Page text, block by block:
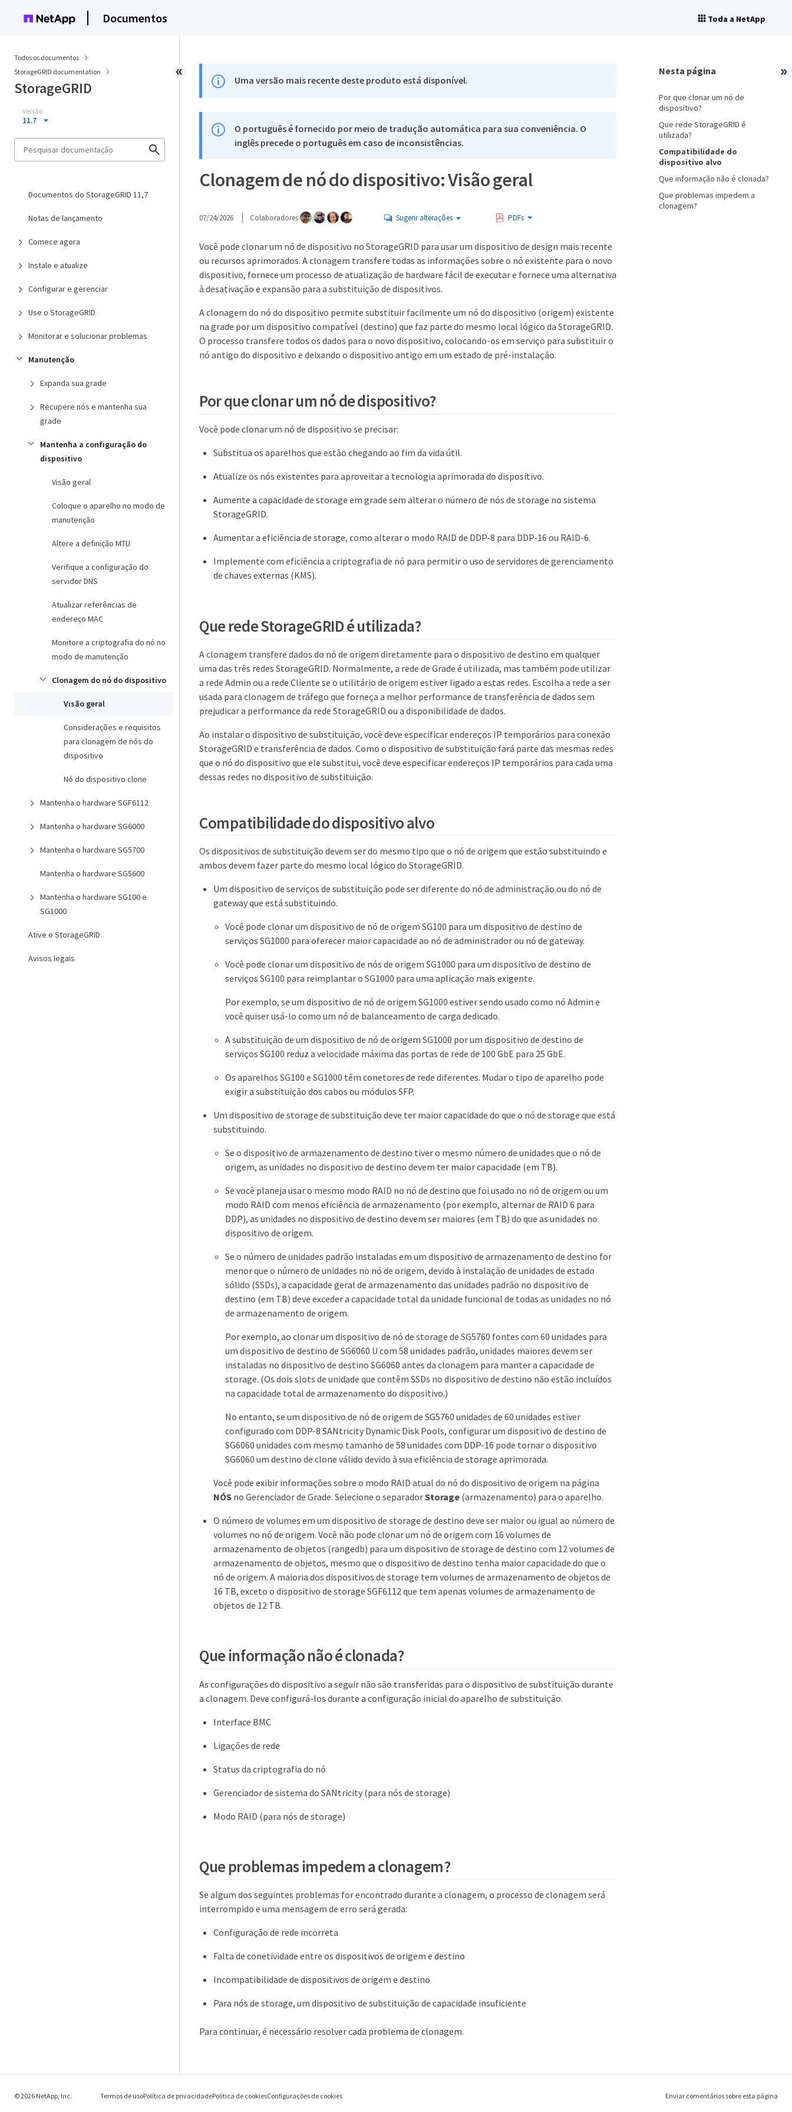
Documentos Toda a NetApp
Todos os documentos
StorageGRID documentation
StorageGRID
Versão
11.7
Documentos do StorageGRID 11,7
Notas de lançamento
Comece agora
Instale e atualize
Configurar e gerenciar
Use o StorageGRID
Monitorar e solucionar problemas
Manutenção
Expanda sua grade
Recupere nós e mantenha sua
grade
Mantenha a configuração do
dispositivo
Visão geral
Coloque o aparelho no modo de
manutenção
Altere a definição MTU
Verifique a configuração do
servidor DNS
Atualizar referências de
endereço MAC
Monitore a criptografia do nó no
modo de manutenção
Clonagem do nó do dispositivo
Visão geral
Considerações e requisitos
para clonagem de nós do
dispositivo
Nó do dispositivo clone
Mantenha o hardware SGF6112
Mantenha o hardware SG6000
Mantenha o hardware SG5700
Mantenha o hardware SG5600
Mantenha o hardware SG100 e
SG1000
Ative o StorageGRID
Avisos legais
Uma versão mais recente deste produto está disponível.
O português é fornecido por meio de tradução automática para sua conveniência. O
inglês precede o português em caso de inconsistências.
Clonagem de nó do dispositivo: Visão geral
07/24/2026 Colaboradores Sugerir alterações PDFs
Você pode clonar um nó de dispositivo no StorageGRID para usar um dispositivo de design mais recente
ou recursos aprimorados. A clonagem transfere todas as informações sobre o nó existente para o novo
dispositivo, fornece um processo de atualização de hardware fácil de executar e fornece uma alternativa
à desativação e expansão para a substituição de dispositivos.
A clonagem do nó do dispositivo permite substituir facilmente um nó do dispositivo (origem) existente
na grade por um dispositivo compatível (destino) que faz parte do mesmo local lógico da StorageGRID.
O processo transfere todos os dados para o novo dispositivo, colocando-os em serviço para substituir o
nó antigo do dispositivo e deixando o dispositivo antigo em um estado de pré-instalação.
Por que clonar um nó de dispositivo?
Você pode clonar um nó de dispositivo se precisar:
Substitua os aparelhos que estão chegando ao fim da vida útil.
Atualize os nós existentes para aproveitar a tecnologia aprimorada do dispositivo.
Aumente a capacidade de storage em grade sem alterar o número de nós de storage no sistema
StorageGRID.
Aumentar a eficiência de storage, como alterar o modo RAID de DDP-8 para DDP-16 ou RAID-6.
Implemente com eficiência a criptografia de nó para permitir o uso de servidores de gerenciamento
de chaves externas (KMS).
Que rede StorageGRID é utilizada?
A clonagem transfere dados do nó de origem diretamente para o dispositivo de destino em qualquer
uma das três redes StorageGRID. Normalmente, a rede de Grade é utilizada, mas também pode utilizar
a rede Admin ou a rede Cliente se o utilitário de origem estiver ligado a estas redes. Escolha a rede a ser
usada para clonagem de tráfego que forneça a melhor performance de transferência de dados sem
prejudicar a performance da rede StorageGRID ou a disponibilidade de dados.
Ao instalar o dispositivo de substituição, você deve especificar endereços IP temporários para conexão
StorageGRID e transferência de dados. Como o dispositivo de substituição fará parte das mesmas redes
que o nó do dispositivo que ele substitui, você deve especificar endereços IP temporários para cada uma
dessas redes no dispositivo de substituição.
Compatibilidade do dispositivo alvo
Os dispositivos de substituição devem ser do mesmo tipo que o nó de origem que estão substituindo e
ambos devem fazer parte do mesmo local lógico do StorageGRID.
Um dispositivo de serviços de substituição pode ser diferente do nó de administração ou do nó de
gateway que está substituindo.
Você pode clonar um dispositivo de nó de origem SG100 para um dispositivo de destino de
serviços SG1000 para oferecer maior capacidade ao nó de administrador ou nó de gateway.
Você pode clonar um dispositivo de nós de origem SG1000 para um dispositivo de destino de
serviços SG100 para reimplantar o SG1000 para uma aplicação mais exigente.
Por exemplo, se um dispositivo de nó de origem SG1000 estiver sendo usado como nó Admin e
você quiser usá-lo como um nó de balanceamento de carga dedicado.
A substituição de um dispositivo de nó de origem SG1000 por um dispositivo de destino de
serviços SG100 reduz a velocidade máxima das portas de rede de 100 GbE para 25 GbE.
Os aparelhos SG100 e SG1000 têm conetores de rede diferentes. Mudar o tipo de aparelho pode
exigir a substituição dos cabos ou módulos SFP.
Um dispositivo de storage de substituição deve ter maior capacidade do que o nó de storage que está
substituindo.
Se o dispositivo de armazenamento de destino tiver o mesmo número de unidades que o nó de
origem, as unidades no dispositivo de destino devem ter maior capacidade (em TB).
Se você planeja usar o mesmo modo RAID no nó de destino que foi usado no nó de origem ou um
modo RAID com menos eficiência de armazenamento (por exemplo, alternar de RAID 6 para
DDP), as unidades no dispositivo de destino devem ser maiores (em TB) do que as unidades no
dispositivo de origem.
Se o número de unidades padrão instaladas em um dispositivo de armazenamento de destino for
menor que o número de unidades no nó de origem, devido à instalação de unidades de estado
sólido (SSDs), a capacidade geral de armazenamento das unidades padrão no dispositivo de
destino (em TB) deve exceder a capacidade total da unidade funcional de todas as unidades no nó
de armazenamento de origem.
Por exemplo, ao clonar um dispositivo de nó de storage de SG5760 fontes com 60 unidades para
um dispositivo de destino de SG6060 U com 58 unidades padrão, unidades maiores devem ser
instaladas no dispositivo de destino SG6060 antes da clonagem para manter a capacidade de
storage. (Os dois slots de unidade que contêm SSDs no dispositivo de destino não estão incluídos
na capacidade total de armazenamento do dispositivo.)
No entanto, se um dispositivo de nó de origem de SG5760 unidades de 60 unidades estiver
configurado com DDP-8 SANtricity Dynamic Disk Pools, configurar um dispositivo de destino de
SG6060 unidades com mesmo tamanho de 58 unidades com DDP-16 pode tornar o dispositivo
SG6060 um destino de clone válido devido à sua eficiência de storage aprimorada.
Você pode exibir informações sobre o modo RAID atual do nó do dispositivo de origem na página
NÓSno Gerenciador de Grade. Selecione o separadorStorage (armazenamento) para o aparelho.
O número de volumes em um dispositivo de storage de destino deve ser maior ou igual ao número de
volumes no nó de origem. Você não pode clonar um nó de origem com 16 volumes de
armazenamento de objetos (rangedb) para um dispositivo de storage de destino com 12 volumes de
armazenamento de objetos, mesmo que o dispositivo de destino tenha maior capacidade do que o
nó de origem. A maioria dos dispositivos de storage tem volumes de armazenamento de objetos de
16 TB, exceto o dispositivo de storage SGF6112 que tem apenas volumes de armazenamento de
objetos de 12 TB.
Que informação não é clonada?
As configurações do dispositivo a seguir não são transferidas para o dispositivo de substituição durante
a clonagem. Deve configurá-los durante a configuração inicial do aparelho de substituição.
Interface BMC
Ligações de rede
Status da criptografia do nó
Gerenciador de sistema do SANtricity (para nós de storage)
Modo RAID (para nós de storage)
Que problemas impedem a clonagem?
Se algum dos seguintes problemas for encontrado durante a clonagem, o processo de clonagem será
interrompido e uma mensagem de erro será gerada:
Configuração de rede incorreta
Falta de conetividade entre os dispositivos de origem e destino
Incompatibilidade de dispositivos de origem e destino
Para nós de storage, um dispositivo de substituição de capacidade insuficiente
Para continuar, é necessário resolver cada problema de clonagem.
Nesta página
Por que clonar um nó de
dispositivo?
Que rede StorageGRID é
utilizada?
Compatibilidade do
dispositivo alvo
Que informação não é clonada?
Que problemas impedem a
clonagem?
© 2026 NetApp, Inc. Termos de usoPolítica de privacidadePolítica de cookiesConfigurações de cookies Enviar comentários sobre esta página